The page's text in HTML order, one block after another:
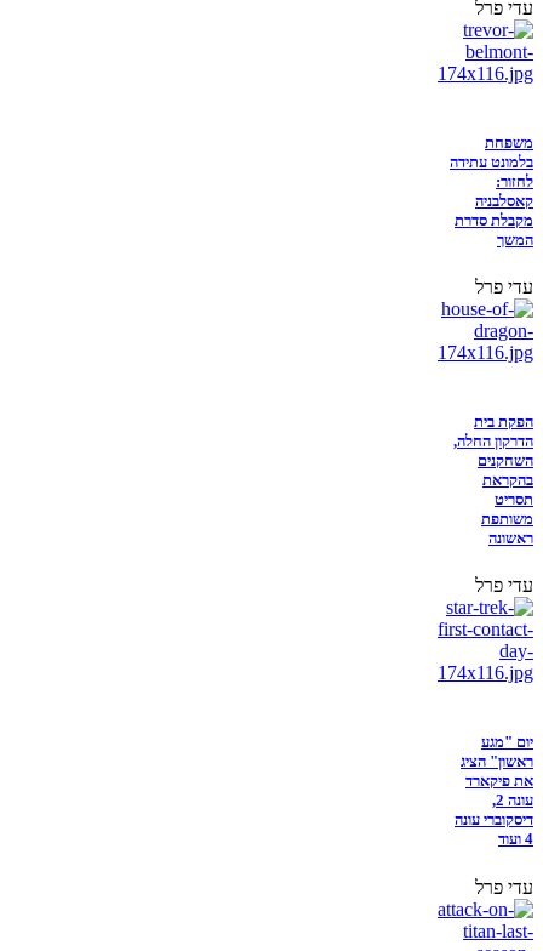
עדי פרל
משפחת
בלמונט עתידה
לחזור:
קאסלבניה
מקבלת סדרת
המשך
עדי פרל
הפקת בית
הדרקון החלה,
השחקנים
בהקראת
תסריט
משותפת
ראשונה
עדי פרל
יום "מגע
ראשון" הציג
את פיקארד
עונה 2,
דיסקוברי עונה
4 ועוד
עדי פרל